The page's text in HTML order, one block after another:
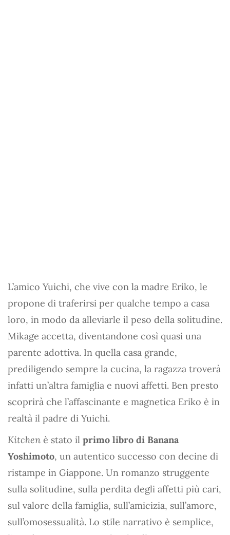
L’amico Yuichi, che vive con la madre Eriko, le
propone di traferirsi per qualche tempo a casa
loro, in modo da alleviarle il peso della solitudine.
Mikage accetta, diventandone così quasi una
parente adottiva. In quella casa grande,
prediligendo sempre la cucina, la ragazza troverà
infatti un’altra famiglia e nuovi affetti. Ben presto
scoprirà che l’affascinante e magnetica Eriko è in
realtà il padre di Yuichi.
Kitchen è stato il primo libro di Banana
Yoshimoto, un autentico successo con decine di
ristampe in Giappone. Un romanzo struggente
sulla solitudine, sulla perdita degli affetti più cari,
sul valore della famiglia, sull’amicizia, sull’amore,
sull’omosessualità. Lo stile narrativo è semplice,